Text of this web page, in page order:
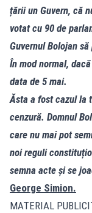
țării un Guvern, că
votat cu 90 de
Guvernul Bolojan
În mod normal,
data de 5 mai.
Ăsta a fost cazul la
cenzură. Domnul
care nu mai pot
noi reguli
semna acte și se
George Simion.
MATERIAL